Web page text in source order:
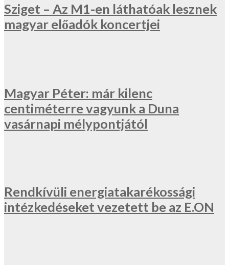
Sziget – Az M1-en láthatóak lesznek
magyar előadók koncertjei
Magyar Péter: már kilenc
centiméterre vagyunk a Duna
vasárnapi mélypontjától
Rendkívüli energiatakarékossági
intézkedéseket vezetett be az E.ON